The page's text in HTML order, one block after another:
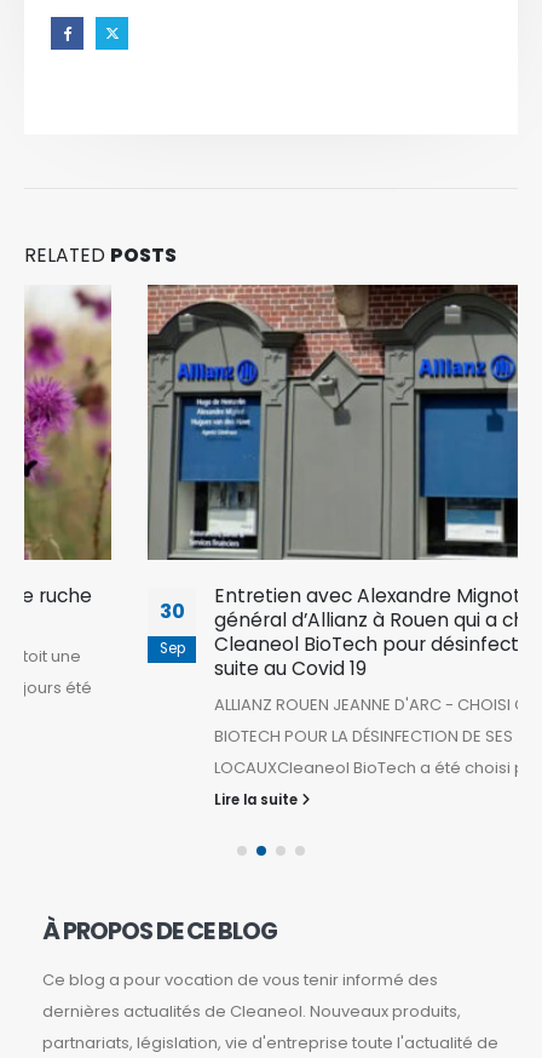
RELATED POSTS
30
Sep
Entretien avec Alexandre Mignot, Agent
général d’Allianz à Rouen qui a choisi
Cleaneol BioTech pour désinfecter ses locaux
suite au Covid 19
ALLIANZ ROUEN JEANNE D'ARC - CHOISI CLEANEOL
BIOTECH POUR LA DÉSINFECTION DE SES
LOCAUXCleaneol BioTech a été choisi par l’agence...
À PROPOS DE CE BLOG
Ce blog a pour vocation de vous tenir informé des
dernières actualités de Cleaneol. Nouveaux produits,
partnariats, législation, vie d'entreprise toute l'actualité de